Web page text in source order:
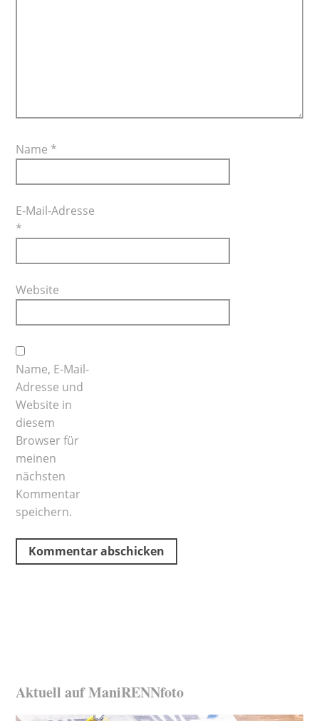
Name *
E-Mail-Adresse
*
Website
Name, E-Mail-
Adresse und
Website in
diesem
Browser für
meinen
nächsten
Kommentar
speichern.
Aktuell auf ManiRENNfoto